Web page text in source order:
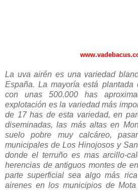
La uva airén es una variedad
España. La mayoría está plantada
con unas 500.000 has
explotación es la variedad más
de 17 has de esta variedad, en
diseminadas, las más altas en
suelo pobre muy calcáreo,
municipales de Los Hinojosos y
donde el terruño es mas arcillo-
herencias de antiguos montes de
parte superficial sea algo más
airenes en los municipios de